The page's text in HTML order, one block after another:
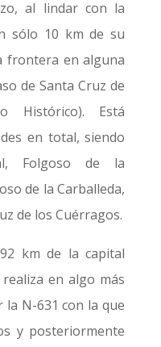
al lindar con la
sólo 10 km de su
frontera en alguna
de Santa Cruz de
Histórico). Está
en total, siendo
Folgoso de la
de la Carballeda,
de los Cuérragos.
km de la capital
en algo más
N-631 con la que
y posteriormente